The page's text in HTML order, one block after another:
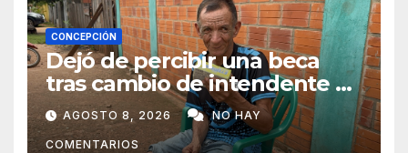
CONCEPCIÓN
Dejó de percibir una beca
tras cambio de intendente y
ahora vende caramelos para
subsistir
AGOSTO 8, 2026 NO HAY
COMENTARIOS